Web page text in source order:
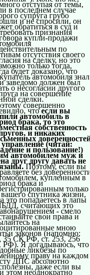
отступая от темы,
в последнем случае
супруга грубо
и не спросили, он
обратиться в суд и
признания
купли-продажи
по
отсутствия своего
на сделку, но это
только тогда,
будет доказано, что
автомобиля знал
заведомо должен был
о несогласии другого
на совершение
сделки.
совершенно
чтоесли вы
автомобиль в
брака, то это
собственность
и никаких
управление (читай:
и пользование!)
автомобилем муж и
друг другу давать не
Поэтому, если вы
без
купленным в
брака и
только
спутника жизни,
это попадаетесь в лапы
считающих это
- смело
свои права и
на
мною
законов (напомню:
35 СК РФ, ст. 253, 256
РФ). Я догадываюсь, что
ликбезы по
праву на каждом
ДПС абсолютно
даже если вы
этом неоднократно